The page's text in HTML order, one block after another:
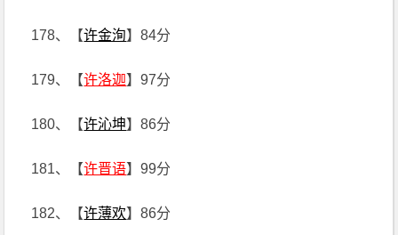
178、【许金洵】84分
179、【许洛迦】97分
180、【许沁坤】86分
181、【许晋语】99分
182、【许薄欢】86分